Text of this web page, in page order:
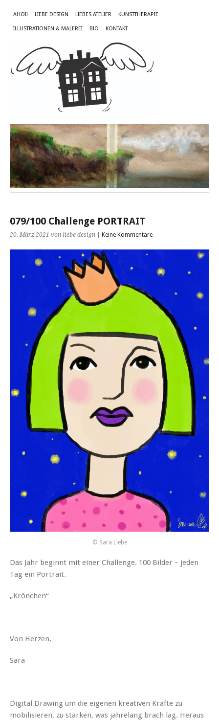
AHOI! LIEBE DESIGN LIEBES ATELIER KUNSTTHERAPIE
ILLUSTRATIONEN & MALEREI BIO KONTAKT
079/100 Challenge PORTRAIT
20. März 2021 von liebe design Keine Kommentare
© Sara Liebe
Das Jahr beginnt mit einer Challenge. 100 Bilder – jeden
Tag ein Portrait.
„Krönchen“
Von Herzen,
Sara
Digital Drawing um die eigenen kreativen Kräfte zu
mobilisieren, zu stärken, was jahrelang brach lag. Heraus